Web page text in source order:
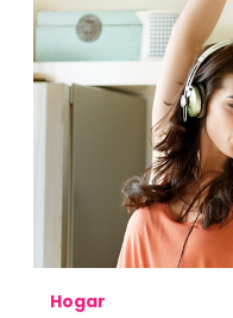
Hogar